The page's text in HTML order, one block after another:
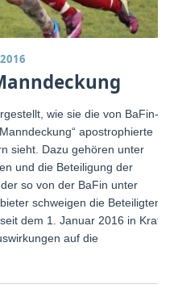
wie sie die von BaFin-
apostrophierte
sieht. Dazu gehören unter
und die Beteiligung der
so von der BaFin unter
schweigen die Beteiligten.
dem 1. Januar 2016 in Kraft
auf die